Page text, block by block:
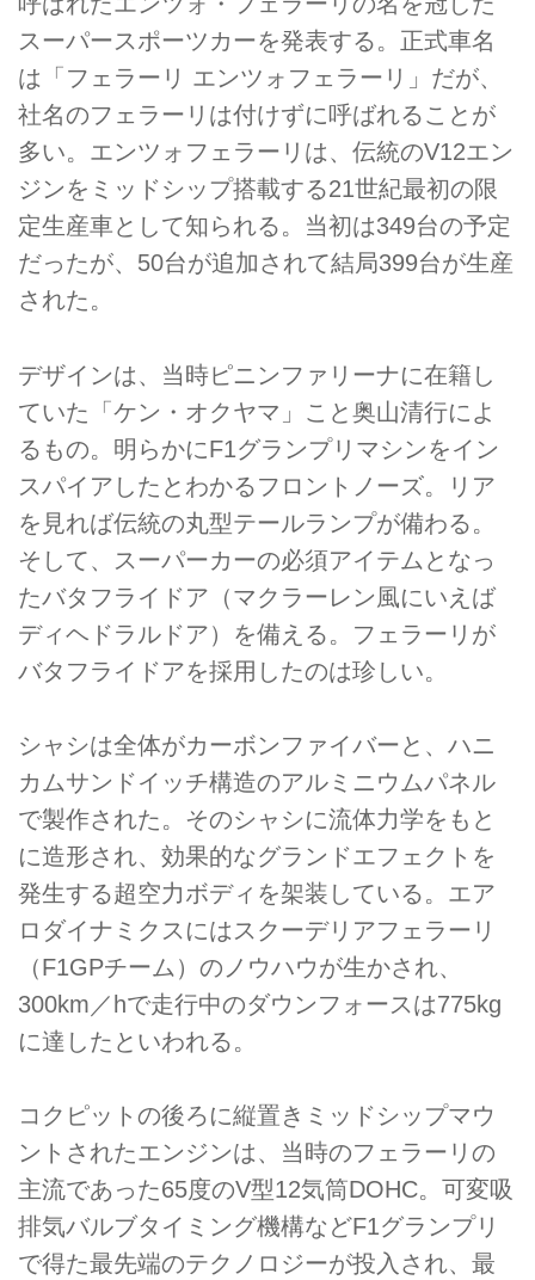
スーパースポーツカーを発表する。正式車名
は「フェラーリ エンツォフェラーリ」だが、
社名のフェラーリは付けずに呼ばれることが
多い。エンツォフェラーリは、伝統のV12エン
ジンをミッドシップ搭載する21世紀最初の限
定生産車として知られる。当初は349台の予定
だったが、50台が追加されて結局399台が生産
された。
デザインは、当時ピニンファリーナに在籍し
ていた「ケン・オクヤマ」こと奥山清行によ
るもの。明らかにF1グランプリマシンをイン
スパイアしたとわかるフロントノーズ。リア
を見れば伝統の丸型テールランプが備わる。
そして、スーパーカーの必須アイテムとなっ
たバタフライドア（マクラーレン風にいえば
ディヘドラルドア）を備える。フェラーリが
バタフライドアを採用したのは珍しい。
シャシは全体がカーボンファイバーと、ハニ
カムサンドイッチ構造のアルミニウムパネル
で製作された。そのシャシに流体力学をもと
に造形され、効果的なグランドエフェクトを
発生する超空力ボディを架装している。エア
ロダイナミクスにはスクーデリアフェラーリ
（F1GPチーム）のノウハウが生かされ、
300km／hで走行中のダウンフォースは775kg
に達したといわれる。
コクピットの後ろに縦置きミッドシップマウ
ントされたエンジンは、当時のフェラーリの
主流であった65度のV型12気筒DOHC。可変吸
排気バルブタイミング機構などF1グランプリ
で得た最先端のテクノロジーが投入され、最